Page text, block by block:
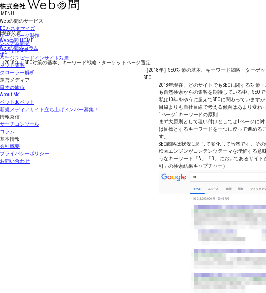
[現在位置]
Webの間 HOME
Webの間のコラム
SEO
［2018年］SEO対策の基本、キーワード戦略・ターゲットページ選定
［2018年］SEO対策の基本、キーワード戦略・ターゲ
SEO
2018年現在、どのサイトでもSEOに関する対策
も自然検索からの集客を期待している中、SEO
私は10年をゆうに超えてSEOに関わっています
目線よりも自社目線で考える傾向はあまり変わ
1ページ1キーワードの原則
まず大原則として狙い付けとしては1ページに
は目標とするキーワードを一つに絞って進める
す。
SEO戦略は状況に即して変化して当然です。そ
検索エンジンがコンテンツテーマを理解する意
うなキーワード「A」「B」においてあるサイ
引」の検索結果キャプチャー）
MENU
Webの間のサービス
ECカスタマイズ
ホームページ制作
システム開発
モバイルSEO
ページスピードインサイト対策
ネット集客
クローラー解析
運営メディア
日本の旅侍
About Moi
ペットdeペット
新規メディアサイト立ち上げメンバー募集！
情報発信
サーチコンソール
コラム
基本情報
会社概要
プライバシーポリシー
お問い合わせ